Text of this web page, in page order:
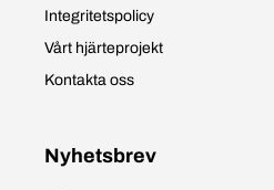
Integritetspolicy
Vårt hjärteprojekt
Kontakta oss
Nyhetsbrev